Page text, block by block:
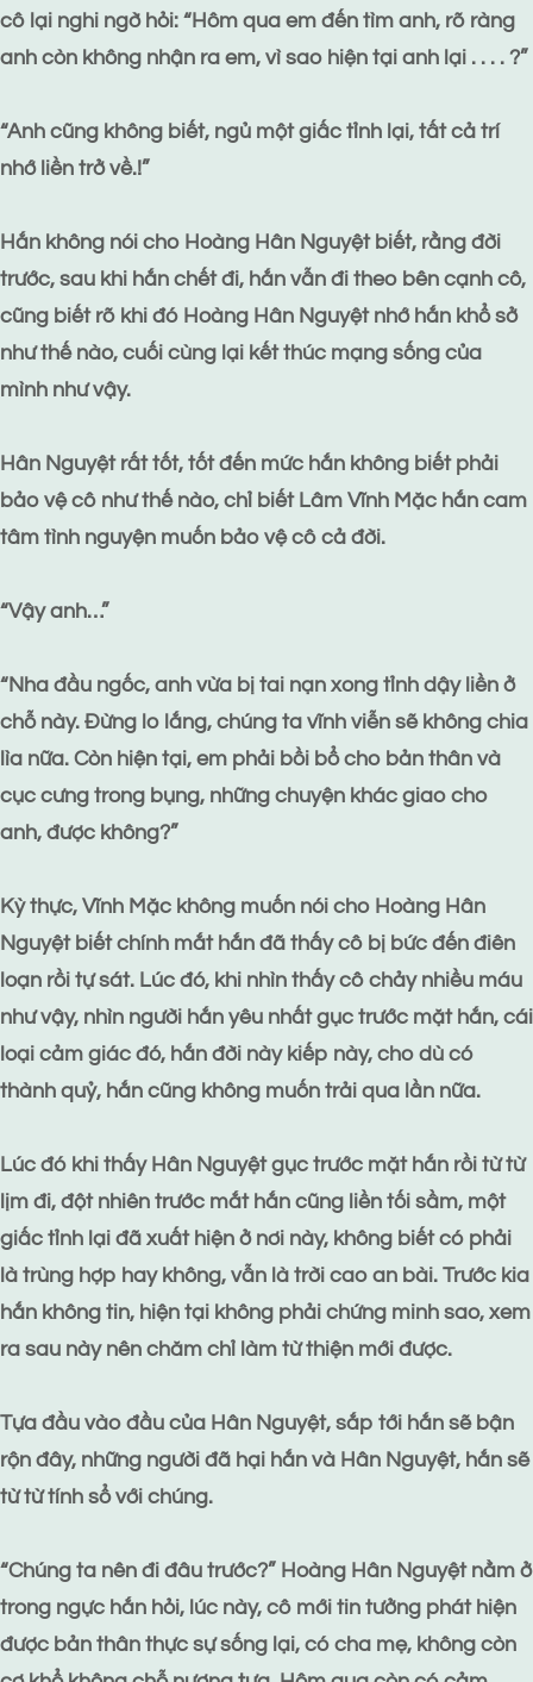
cô lại nghi ngờ hỏi: “Hôm qua em đến tìm anh, rõ ràng
anh còn không nhận ra em, vì sao hiện tại anh lại . . . . ?”
“Anh cũng không biết, ngủ một giấc tỉnh lại, tất cả trí
nhớ liền trở về.!”
Hắn không nói cho Hoàng Hân Nguyệt biết, rằng đời
trước, sau khi hắn chết đi, hắn vẫn đi theo bên cạnh cô,
cũng biết rõ khi đó Hoàng Hân Nguyệt nhớ hắn khổ sở
như thế nào, cuối cùng lại kết thúc mạng sống của
mình như vậy.
Hân Nguyệt rất tốt, tốt đến mức hắn không biết phải
bảo vệ cô như thế nào, chỉ biết Lâm Vĩnh Mặc hắn cam
tâm tình nguyện muốn bảo vệ cô cả đời.
“Vậy anh…”
“Nha đầu ngốc, anh vừa bị tai nạn xong tỉnh dậy liền ở
chỗ này. Đừng lo lắng, chúng ta vĩnh viễn sẽ không chia
lìa nữa. Còn hiện tại, em phải bồi bổ cho bản thân và
cục cưng trong bụng, những chuyện khác giao cho
anh, được không?”
Kỳ thực, Vĩnh Mặc không muốn nói cho Hoàng Hân
Nguyệt biết chính mắt hắn đã thấy cô bị bức đến điên
loạn rồi tự sát. Lúc đó, khi nhìn thấy cô chảy nhiều máu
như vậy, nhìn người hắn yêu nhất gục trước mặt hắn, cái
loại cảm giác đó, hắn đời này kiếp này, cho dù có
thành quỷ, hắn cũng không muốn trải qua lần nữa.
Lúc đó khi thấy Hân Nguyệt gục trước mặt hắn rồi từ từ
lịm đi, đột nhiên trước mắt hắn cũng liền tối sầm, một
giấc tỉnh lại đã xuất hiện ở nơi này, không biết có phải
là trùng hợp hay không, vẫn là trời cao an bài. Trước kia
hắn không tin, hiện tại không phải chứng minh sao, xem
ra sau này nên chăm chỉ làm từ thiện mới được.
Tựa đầu vào đầu của Hân Nguyệt, sắp tới hắn sẽ bận
rộn đây, những người đã hại hắn và Hân Nguyệt, hắn sẽ
từ từ tính sổ với chúng.
“Chúng ta nên đi đâu trước?” Hoàng Hân Nguyệt nằm ở
trong ngực hắn hỏi, lúc này, cô mới tin tưởng phát hiện
được bản thân thực sự sống lại, có cha mẹ, không còn